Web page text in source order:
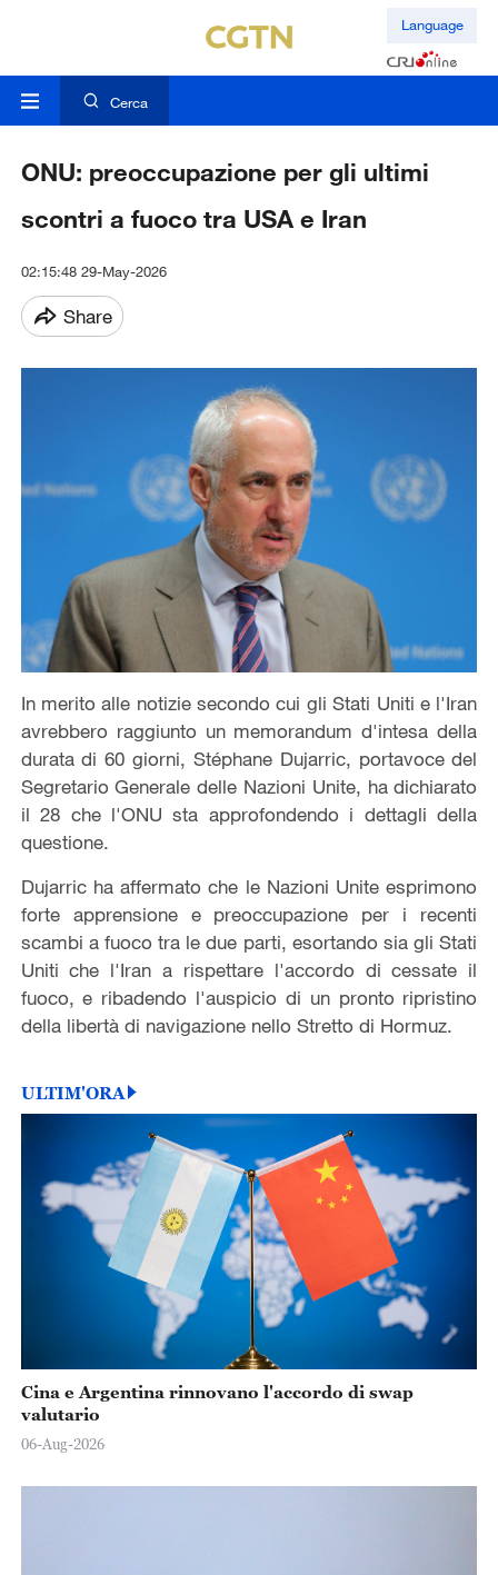
Language
Cerca
ONU: preoccupazione per gli ultimi
scontri a fuoco tra USA e Iran
02:15:48 29-May-2026
Share
In merito alle notizie secondo cui gli Stati Uniti e l'Iran
avrebbero raggiunto un memorandum d'intesa della
durata di 60 giorni, Stéphane Dujarric, portavoce del
Segretario Generale delle Nazioni Unite, ha dichiarato
il 28 che l'ONU sta approfondendo i dettagli della
questione.
Dujarric ha affermato che le Nazioni Unite esprimono
forte apprensione e preoccupazione per i recenti
scambi a fuoco tra le due parti, esortando sia gli Stati
Uniti che l'Iran a rispettare l'accordo di cessate il
fuoco, e ribadendo l'auspicio di un pronto ripristino
della libertà di navigazione nello Stretto di Hormuz.
ULTIM'ORA
Cina e Argentina rinnovano l'accordo di swap
valutario
06-Aug-2026